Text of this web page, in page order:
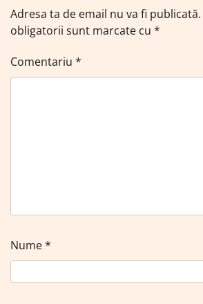
Adresa ta de email nu va fi publicată.
obligatorii sunt marcate cu *
Comentariu *
Nume*